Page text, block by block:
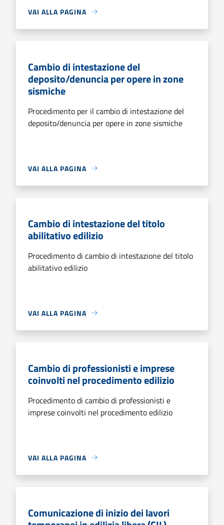
VAI ALLA PAGINA
Cambio di intestazione del
deposito/denuncia per opere in zone
sismiche
Procedimento per il cambio di intestazione del
deposito/denuncia per opere in zone sismiche
VAI ALLA PAGINA
Cambio di intestazione del titolo
abilitativo edilizio
Procedimento di cambio di intestazione del titolo
abilitativo edilizio
VAI ALLA PAGINA
Cambio di professionisti e imprese
coinvolti nel procedimento edilizio
Procedimento di cambio di professionisti e
imprese coinvolti nel procedimento edilizio
VAI ALLA PAGINA
Comunicazione di inizio dei lavori